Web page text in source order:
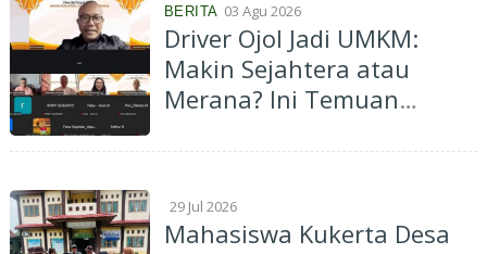
BERITA 03 Agu 2026
Driver Ojol Jadi UMKM:
Makin Sejahtera atau
Merana? Ini Temuan
29 Jul 2026
Mahasiswa Kukerta Desa